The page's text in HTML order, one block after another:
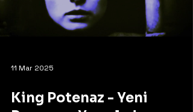
duyar. Bu...
Load video